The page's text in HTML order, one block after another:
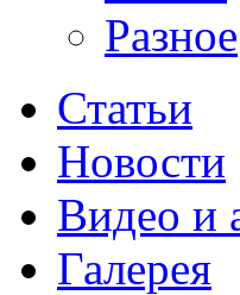
Разное
Статьи
Новости
Видео и
Галерея